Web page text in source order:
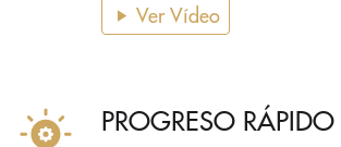
Ver Vídeo
PROGRESO RÁPIDO